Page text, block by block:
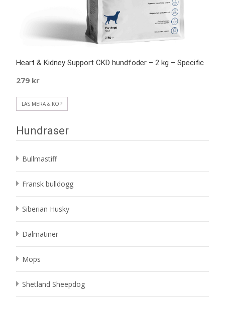
Heart & Kidney Support CKD hundfoder – 2 kg – Specific
279 kr
LÄS MERA & KÖP
Hundraser
Bullmastiff
Fransk bulldogg
Siberian Husky
Dalmatiner
Mops
Shetland Sheepdog